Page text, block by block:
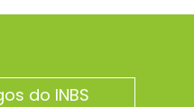
do INBS